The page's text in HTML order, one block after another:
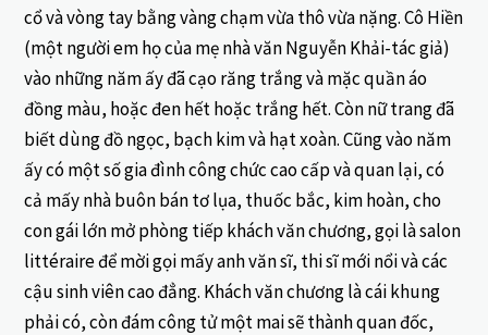
cổ và vòng tay bằng vàng chạm vừa thô vừa nặng. Cô Hiền
(một người em họ của mẹ nhà văn Nguyễn Khải-tác giả)
vào những năm ấy đã cạo răng trắng và mặc quần áo
đồng màu, hoặc đen hết hoặc trắng hết. Còn nữ trang đã
biết dùng đồ ngọc, bạch kim và hạt xoàn. Cũng vào năm
ấy có một số gia đình công chức cao cấp và quan lại, có
cả mấy nhà buôn bán tơ lụa, thuốc bắc, kim hoàn, cho
con gái lớn mở phòng tiếp khách văn chương, gọi là salon
littéraire để mời gọi mấy anh văn sĩ, thi sĩ mới nổi và các
cậu sinh viên cao đẳng. Khách văn chương là cái khung
phải có, còn đám công tử một mai sẽ thành quan đốc,